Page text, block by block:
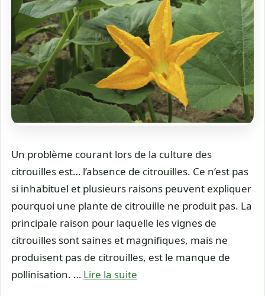
Un problème courant lors de la culture des
citrouilles est… l’absence de citrouilles. Ce n’est pas
si inhabituel et plusieurs raisons peuvent expliquer
pourquoi une plante de citrouille ne produit pas. La
principale raison pour laquelle les vignes de
citrouilles sont saines et magnifiques, mais ne
produisent pas de citrouilles, est le manque de
pollinisation. … Lire la suite